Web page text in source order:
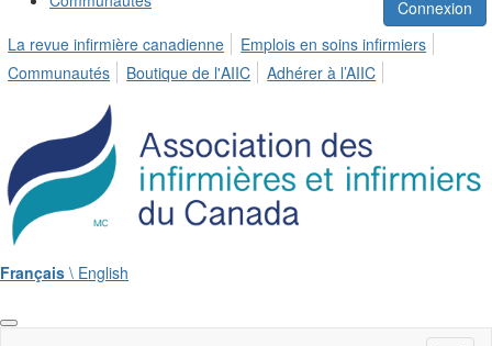
Connexion
La revue infirmière canadienne
Emplois en soins infirmiers
Communautés
Boutique de l'AIIC Adhérer à l’AIIC
Français \ English